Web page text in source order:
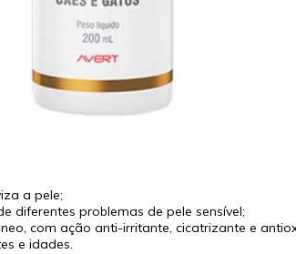
a pele;
diferentes problemas de pele sensível;
com ação anti-irritante, cicatrizante e
e idades.